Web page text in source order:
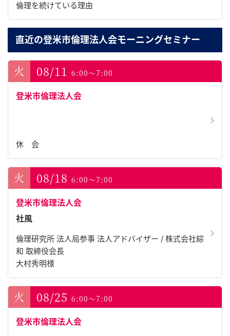
倫理を続けている理由
直近の登米市倫理法人会モーニングセミナー
08/11 6:00～7:00
登米市倫理法人会
休 会
08/18 6:00～7:00
登米市倫理法人会
社風
倫理研究所 法人局参事 法人アドバイザー / 株式会社綜
和 取締役会長
大村秀明様
08/25 6:00～7:00
登米市倫理法人会